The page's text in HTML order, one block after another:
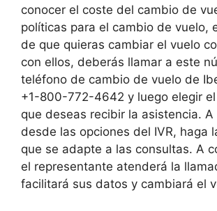
conocer el coste del cambio de
políticas para el cambio de vuelo,
de que quieras cambiar el vuelo
con ellos, deberás llamar a este
teléfono de cambio de vuelo de
+1-800-772-4642 y luego elegir
que deseas recibir la asistencia.
desde las opciones del IVR, haga
que se adapte a las consultas. A
el representante atenderá la
facilitará sus datos y cambiará el